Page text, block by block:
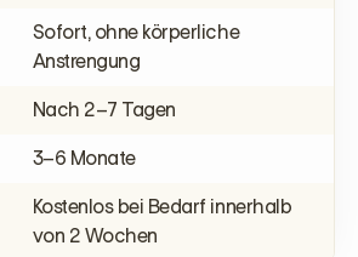
Sofort, ohne körperliche
Anstrengung
Nach 2–7 Tagen
3–6 Monate
Kostenlos bei Bedarf innerhalb
von 2 Wochen